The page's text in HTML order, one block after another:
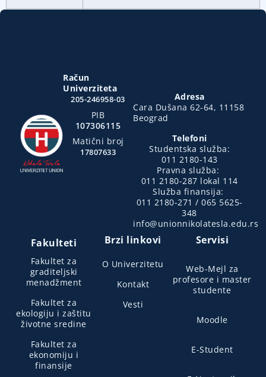
Račun
Univerziteta
205-246958-03
PIB
107306115
Matični broj
17807633
Adresa
Cara Dušana 62-64, 11158
Beograd
Telefoni
Studentska služba:
011 2180-143
Pravna služba:
011 2180-287 lokal 114
Služba finansija:
011 2180-271 / 065 5625-
348
info@unionnikolatesla.edu.rs
Fakulteti
Fakultet za
graditeljski
menadžment
Fakultet za
ekologiju i zaštitu
životne sredine
Fakultet za
ekonomiju i
finansije
Brzi linkovi
O Univerzitetu
Kontakt
Vesti
Servisi
Web-Mejl za
profesore i master
studente
Moodle
E-Student